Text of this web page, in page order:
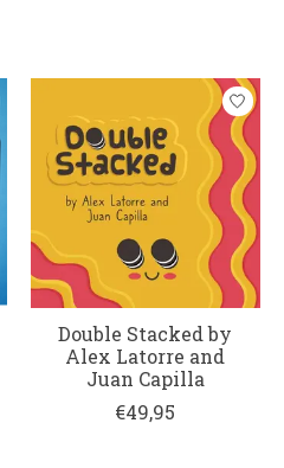
Double Stacked by
Alex Latorre and
Juan Capilla
€49,95